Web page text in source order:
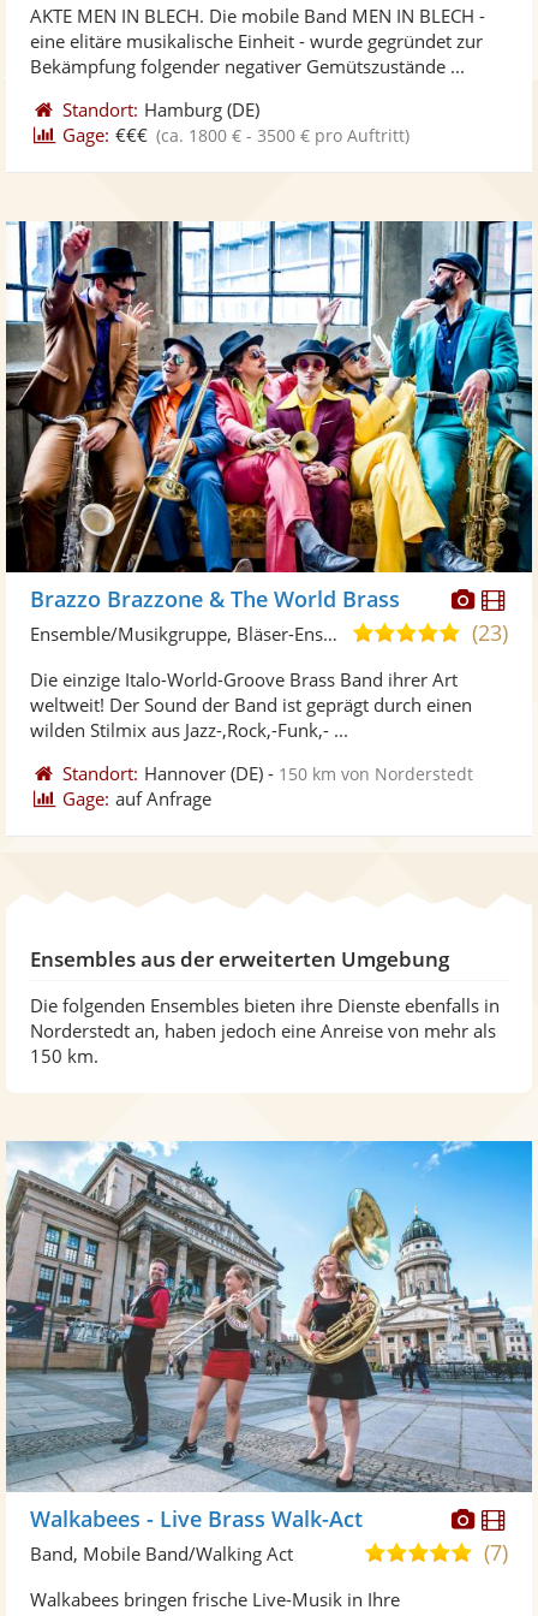
Fotos
5
AKTE MEN IN BLECH. Die mobile Band MEN IN BLECH -
eine elitäre musikalische Einheit - wurde gegründet zur
Bekämpfung folgender negativer Gemütszustände ...
Standort: Hamburg (DE)
Gage: €€€ (ca. 1800 € - 3500 € pro Auftritt)
Brazzo Brazzone & The World Brass
5,0(23)
Ensemble/Musikgruppe, Bläser-Ensemble
Die einzige Italo-World-Groove Brass Band ihrer Art
weltweit! Der Sound der Band ist geprägt durch einen
wilden Stilmix aus Jazz-,Rock,-Funk,- ...
Standort: Hannover (DE) - 150 km von Norderstedt
Gage: auf Anfrage
Ensembles aus der erweiterten Umgebung
Die folgenden Ensembles bieten ihre Dienste ebenfalls in
Norderstedt an, haben jedoch eine Anreise von mehr als
150 km.
Walkabees - Live Brass Walk-Act
5,0(7)
Band, Mobile Band/Walking Act
Walkabees bringen frische Live-Musik in Ihre